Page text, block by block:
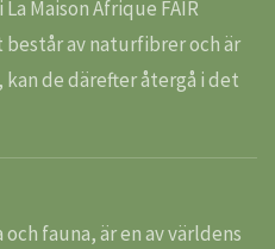
Maison Afrique FAIR
består av naturfibrer och är
de därefter återgå i det
fauna, är en av världens